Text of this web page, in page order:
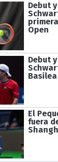
Debut
Open
Debut
Basilea
El
fuera